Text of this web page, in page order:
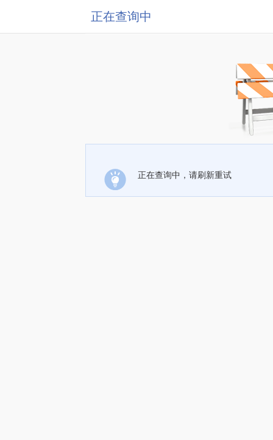
正在查询中
正在查询中，请刷新重试